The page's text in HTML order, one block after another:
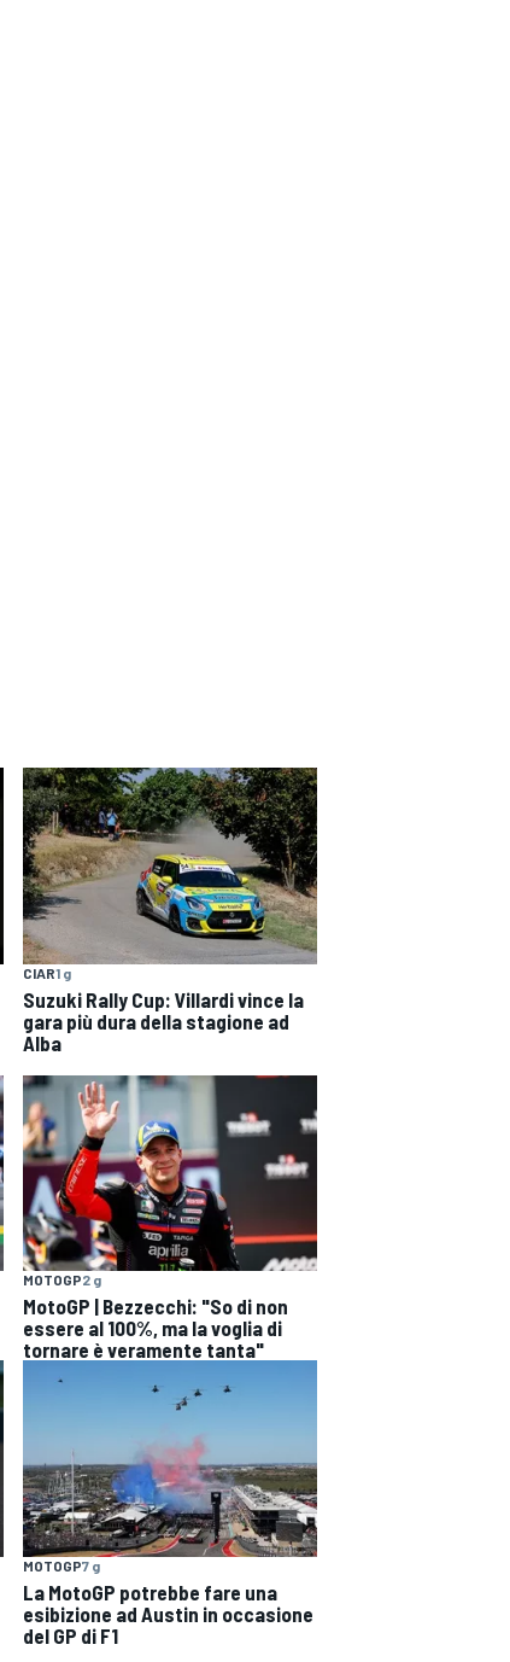
CIAR1 g
Suzuki Rally Cup: Villardi vince la
gara più dura della stagione ad
Alba
MOTOGP2 g
MotoGP | Bezzecchi: "So di non
essere al 100%, ma la voglia di
tornare è veramente tanta"
MOTOGP7 g
La MotoGP potrebbe fare una
esibizione ad Austin in occasione
del GP di F1